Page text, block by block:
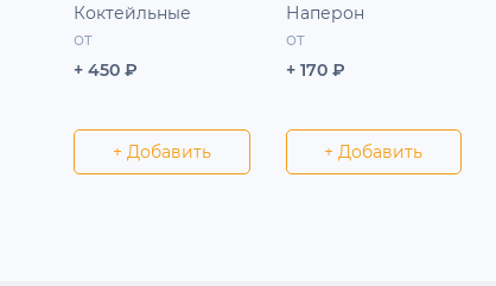
Коктейльные
от
+ 450 ₽
+ Добавить
Наперон
от
+ 170 ₽
+ Добавить